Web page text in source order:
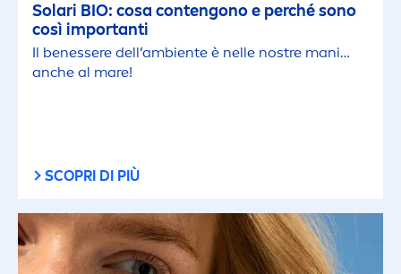
Solari BIO: cosa contengono e perché sono
così importanti
Il benessere dell’ambiente è nelle nostre mani…
anche al mare!
SCOPRI DI PIÙ